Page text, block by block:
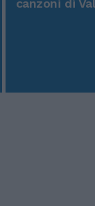
canzoni di